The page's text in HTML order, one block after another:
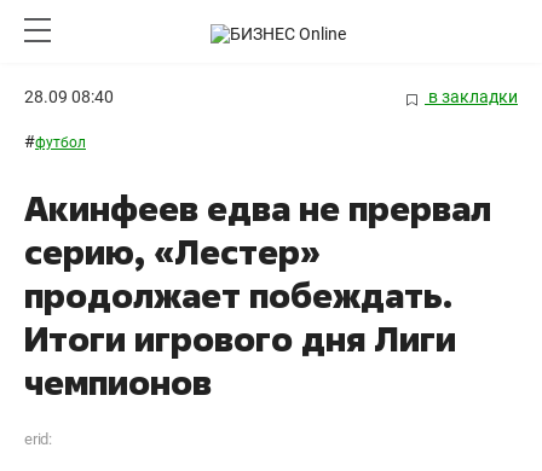
28.09 08:40 в закладки
#футбол
Акинфеев едва не прервал
серию, «Лестер»
продолжает побеждать.
Итоги игрового дня Лиги
чемпионов
erid: